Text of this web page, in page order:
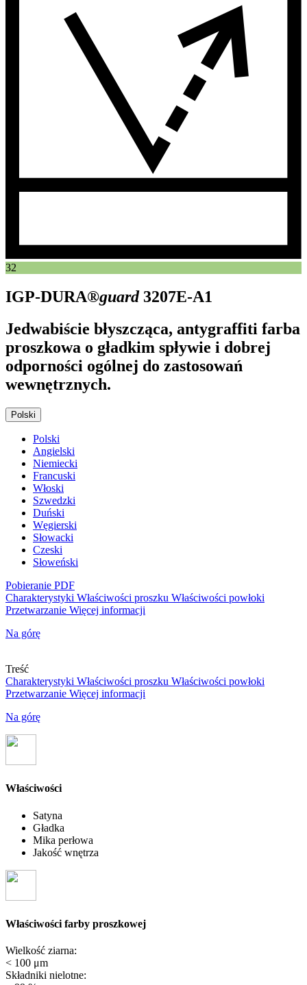
32
IGP-DURA®guard 3207E-A1
Jedwabiście błyszcząca, antygraffiti farba
proszkowa o gładkim spływie i dobrej
odporności ogólnej do zastosowań
wewnętrznych.
Polski
Polski
Angielski
Niemiecki
Francuski
Włoski
Szwedzki
Duński
Węgierski
Słowacki
Czeski
Słoweński
Pobieranie PDF
Charakterystyki Właściwości proszku Właściwości powłoki
Przetwarzanie Więcej informacji
Na górę
Treść
Charakterystyki Właściwości proszku Właściwości powłoki
Przetwarzanie Więcej informacji
Na górę
Właściwości
Satyna
Gładka
Mika perłowa
Jakość wnętrza
Właściwości farby proszkowej
Wielkość ziarna:
< 100 μm
Składniki nielotne: